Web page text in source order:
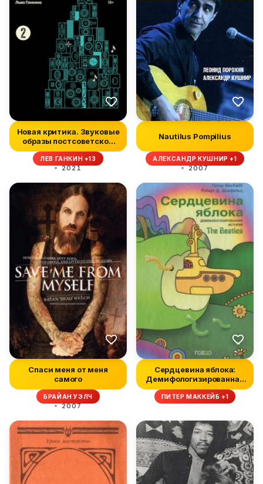
Новая критика. Звуковые
образы постсоветской
поп-м...
ЛЕВ ГАНКИН +13
2021
Nautilus Pompilius
АЛЕКСАНДР КУШНИР +1
2007
Спаси меня от меня
самого
БРАЙАН УЭЛЧ
2007
Сердцевина яблока:
Демифологизированная
история Th...
ПИТЕР МАККЕЙБ +1